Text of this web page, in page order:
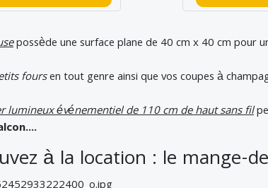
possède une surface plane de 40 cm x 40 cm pour
foursen tout genre ainsi que vos coupes à
événementiel de 110 cm de haut sans fil
à la location : le mange-